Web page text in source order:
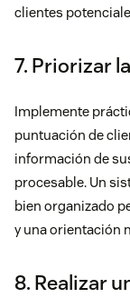
clientes
7. Priorizar
Implemente
puntuación de
información de
procesable. Un
bien organizado
y una orientación
8. Realizar